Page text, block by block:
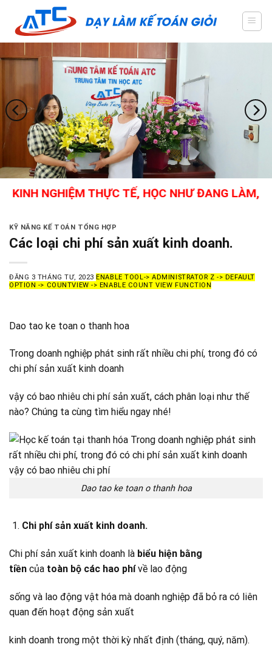
content
THỰC TẾ, HỌC NHƯ ĐANG LÀM, KẾ
KỸ NĂNG KẾ TOÁN TỔNG HỢP
Các loại chi phí sản xuất kinh doanh.
ĐĂNG 3 THÁNG TƯ, 2023 ENABLE TOOL-> ADMINISTRATOR Z -> DEFAULT
OPTION -> COUNTVIEW -> ENABLE COUNT VIEW FUNCTION
Dao tao ke toan o thanh hoa
Trong doanh nghiệp phát sinh rất nhiều chi phí, trong đó có
chi phí sản xuất kinh doanh
vậy có bao nhiêu chi phí sản xuất, cách phân loại như thế
nào? Chúng ta cùng tìm hiểu ngay nhé!
Dao tao ke toan o thanh hoa
Chi phí sản xuất kinh doanh.
Chi phí sản xuất kinh doanh là biểu hiện bằng
tiền của toàn bộ các hao phívề lao động
sống và lao động vật hóa mà doanh nghiệp đã bỏ ra có liên
quan đến hoạt động sản xuất
kinh doanh trong một thời kỳ nhất định (tháng, quý, năm).